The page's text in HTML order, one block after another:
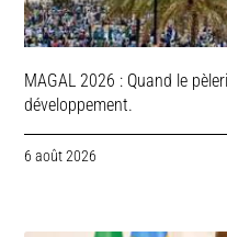
MAGAL 2026 : Quand le
développement.
6 août 2026